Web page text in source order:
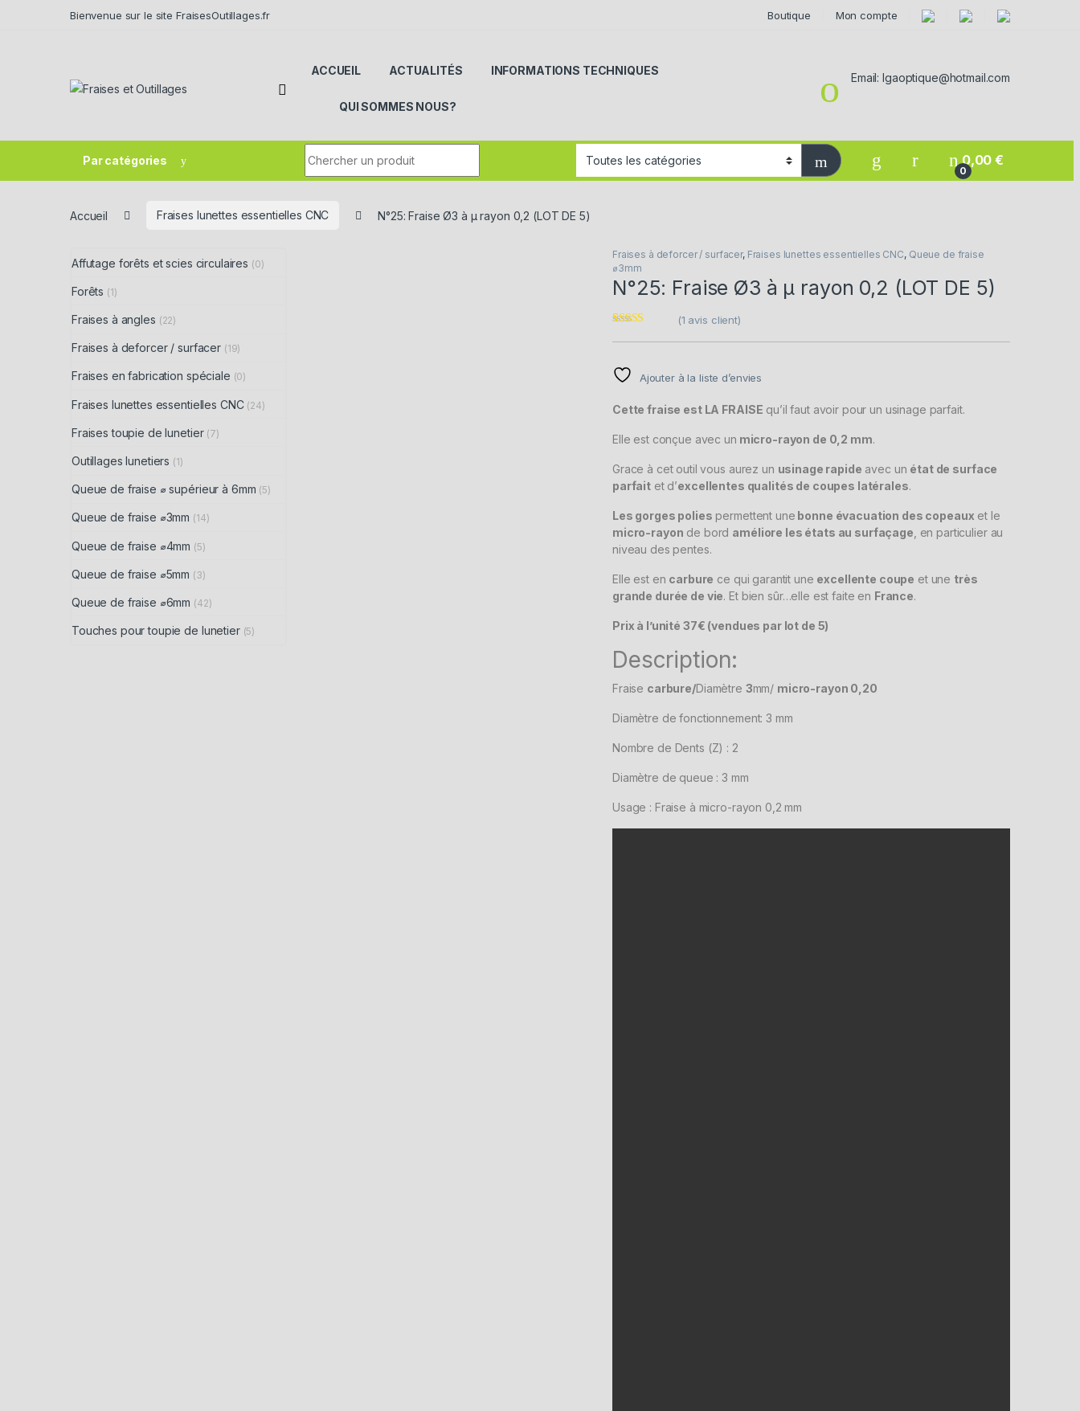
Bienvenue sur le site FraisesOutillages.fr Boutique Mon compte
ACCUEIL ACTUALITÉS INFORMATIONS TECHNIQUES
QUI SOMMES NOUS?
Email: lgaoptique@hotmail.com
Par catégories
0
0,00€
Accueil Fraises lunettes essentielles CNC N°25: Fraise Ø3 à µ rayon 0,2 (LOT DE 5)
Fraises à deforcer / surfacer, Fraises lunettes essentielles CNC, Queue de fraise
⌀3mm
N°25: Fraise Ø3 à µ rayon 0,2 (LOT DE 5)
5 basé sur
client
(1 avis client)
Ajouter à la liste d’envies
Cette fraise est LA FRAISE qu’il faut avoir pour un usinage parfait.
Elle est conçue avec un micro-rayon de 0,2 mm.
Grace à cet outil vous aurez un usinage rapide avec un état de surface
parfait et d’excellentes qualités de coupes latérales.
Les gorges polies permettent une bonne évacuation des copeaux et le
micro-rayon de bord améliore les états au surfaçage , en particulier au
niveau des pentes.
Elle est en carbure ce qui garantit une excellente coupe et une très
grande durée de vie. Et bien sûr…elle est faite en France.
Prix à l’unité 37€ (vendues par lot de 5)
Description:
Fraise carbure/Diamètre 3mm/ micro-rayon 0,20
Diamètre de fonctionnement: 3 mm
Nombre de Dents (Z) : 2
Diamètre de queue : 3 mm
Usage : Fraise à micro-rayon 0,2 mm
Affutage forêts et scies circulaires (0)
Forêts (1)
Fraises à angles (22)
Fraises à deforcer / surfacer (19)
Fraises en fabrication spéciale (0)
Fraises lunettes essentielles CNC (24)
Fraises toupie de lunetier (7)
Outillages lunetiers (1)
Queue de fraise ⌀ supérieur à 6mm (5)
Queue de fraise ⌀3mm (14)
Queue de fraise ⌀4mm (5)
Queue de fraise ⌀5mm (3)
Queue de fraise ⌀6mm (42)
Touches pour toupie de lunetier (5)